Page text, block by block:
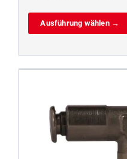
Ausführung wählen →